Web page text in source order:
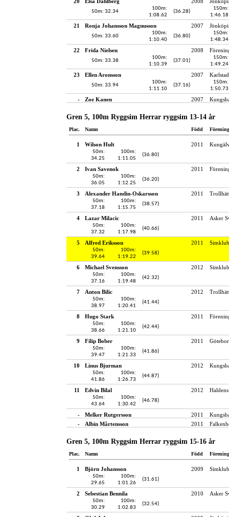
50m: 32.34
100m:
1:08.62
(36.28)
150m:
1:46.18
21 Ronja Johansson Magnusson 2007
50m: 33.60
100m:
1:10.40
(36.80)
150m:
1:48.34
22 Frida Nielsen 2008
50m: 33.38
100m:
1:10.39
(37.01)
150m:
1:49.24
23 Ellen Aronsson 2007
50m: 33.94
100m:
1:11.10
(37.16)
150m:
1:50.73
- Zoe Kanen 2007
Gren 5, 100m Ryggsim Herrar ryggsim 13-14 år
Plac. Namn Född Förening
1 Wilson Hult 2011
50m:
34.25
100m:
1:11.05
(36.80)
2 Ivan Savenok 2011
50m:
36.05
100m:
1:12.25
(36.20)
3 Alexander Handin-Oskarsson 2011
50m:
37.18
100m:
1:15.75
(38.57)
4 Lazar Milacic 2011 Asker
50m:
37.32
100m:
1:17.98
(40.66)
5 Alfred Eriksson 2011
50m:
39.64
100m:
1:19.22
(39.58)
6 Michael Svensson 2012
50m:
37.16
100m:
1:19.48
(42.32)
7 Anton Bilic 2012
50m:
38.97
100m:
1:20.41
(41.44)
8 Hugo Stark 2011
50m:
38.66
100m:
1:21.10
(42.44)
9 Filip Bober 2011
50m:
39.47
100m:
1:21.33
(41.86)
10 Linus Bjurman 2012
50m:
41.86
100m:
1:26.73
(44.87)
11 Edvin Bilal 2012
50m:
43.64
100m:
1:30.42
(46.78)
- Melker Rutgersson 2011
-
Albin Mårtensson 2011
Gren 5, 100m Ryggsim Herrar ryggsim 15-16 år
Plac. Namn Född Förening
1 Björn Johansson 2009
50m:
29.65
100m:
1:01.26
(31.61)
2 Sebestian Bennila 2010 Asker
50m:
30.29
100m:
1:02.83
(32.54)